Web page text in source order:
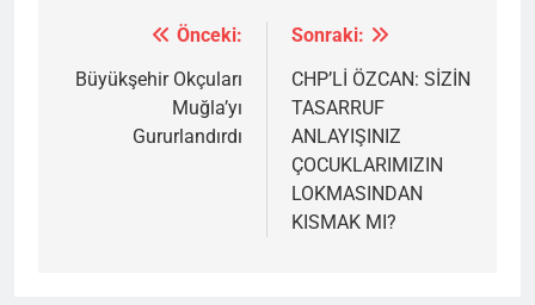
gezinmesi
Önceki:
Büyükşehir Okçuları
Muğla’yı
Gururlandırdı
Sonraki:
CHP’Lİ ÖZCAN: SİZİN
TASARRUF
ANLAYIŞINIZ
ÇOCUKLARIMIZIN
LOKMASINDAN
KISMAK MI?